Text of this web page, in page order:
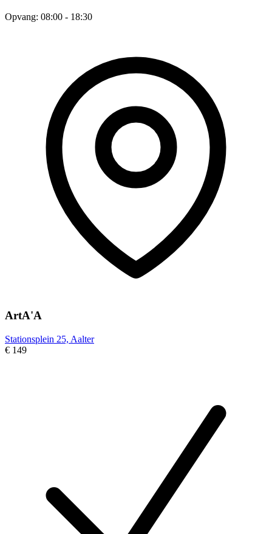
Opvang: 08:00 - 18:30
ArtA'A
Stationsplein 25, Aalter
€ 149